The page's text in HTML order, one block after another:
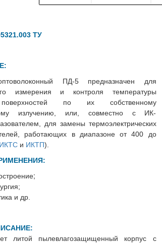
ТУ
ПД-5 предназначен для
измерения и контроля температуры
по их собственному
излучению, или, совместно с ИК-
для замены термоэлектрических
работающих в диапазоне от 400 до
ИКТС и ИКТП).
;
и др.
литой пылевлагозащищенный корпус с